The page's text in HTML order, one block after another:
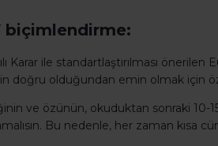
biçimlendirme:
Karar ile standartlaştırılması
doğru olduğundan emin olmak için
ve özünün, okuduktan sonraki 10-
Bu nedenle, her zaman kısa